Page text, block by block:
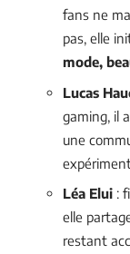
fans ne
pas, elle
mode,
Lucas
gaming, il
une
Léa Elui :
elle
restant